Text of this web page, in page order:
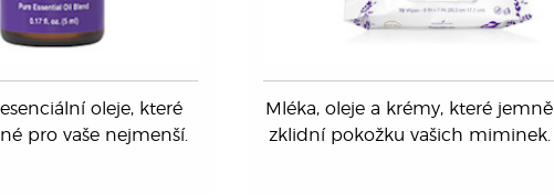
oleje, které
pro vaše nejmenší.
Mléka, oleje a krémy, které jemně
zklidní pokožku vašich miminek.